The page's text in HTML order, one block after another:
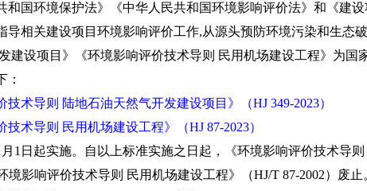
国环境保护法》《中华人民共和国环境影响评价法》和《建设
导相关建设项目环境影响评价工作,从源头预防环境污染和生态
建设项目》《环境影响评价技术导则 民用机场建设工程》为国
技术导则 陆地石油天然气开发建设项目》（HJ 349-2023）
技术导则 民用机场建设工程》（HJ 87-2023）
日起实施。自以上标准实施之日起，《环境影响评价技术导则
境影响评价技术导则 民用机场建设工程》（HJ/T 87-2002）废止